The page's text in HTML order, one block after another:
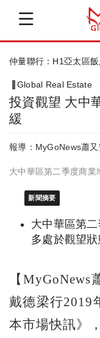
高力國際 大陸外商大撤
Global Real Estate
投資觀望 大中
緩
報導：MyGoNews蕭又
大中華區第二季度商業
新聞摘要
大中華區第
多處於觀望
【
戴德梁行2019
本市場快訊》